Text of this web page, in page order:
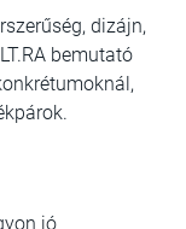
dizájn,
bemutató
jó